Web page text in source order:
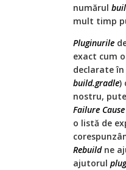
numărul
mult timp
Pluginurile
exact cum o
declarate
build.gradle)
nostru,
Failure Cause
o listă de
Rebuildne
ajutorul